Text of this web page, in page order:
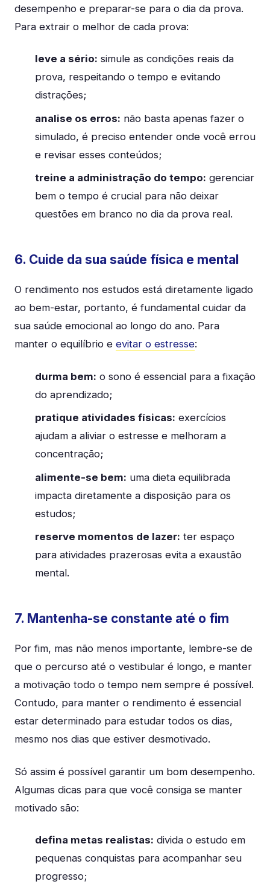
desempenho e preparar-se para o dia da prova.
Para extrair o melhor de cada prova:
leve a sério: simule as condições reais da
prova, respeitando o tempo e evitando
distrações;
analise os erros: não basta apenas fazer o
simulado, é preciso entender onde você errou
e revisar esses conteúdos;
treine a administração do tempo: gerenciar
bem o tempo é crucial para não deixar
questões em branco no dia da prova real.
6. Cuide da sua saúde física e mental
O rendimento nos estudos está diretamente ligado
ao bem-estar, portanto, é fundamental cuidar da
sua saúde emocional ao longo do ano. Para
manter o equilíbrio e evitar o estresse:
durma bem: o sono é essencial para a fixação
do aprendizado;
pratique atividades físicas: exercícios
ajudam a aliviar o estresse e melhoram a
concentração;
alimente-se bem: uma dieta equilibrada
impacta diretamente a disposição para os
estudos;
reserve momentos de lazer: ter espaço
para atividades prazerosas evita a exaustão
mental.
7. Mantenha-se constante até o fim
Por fim, mas não menos importante, lembre-se de
que o percurso até o vestibular é longo, e manter
a motivação todo o tempo nem sempre é possível.
Contudo, para manter o rendimento é essencial
estar determinado para estudar todos os dias,
mesmo nos dias que estiver desmotivado.
Só assim é possível garantir um bom desempenho.
Algumas dicas para que você consiga se manter
motivado são:
defina metas realistas: divida o estudo em
pequenas conquistas para acompanhar seu
progresso;